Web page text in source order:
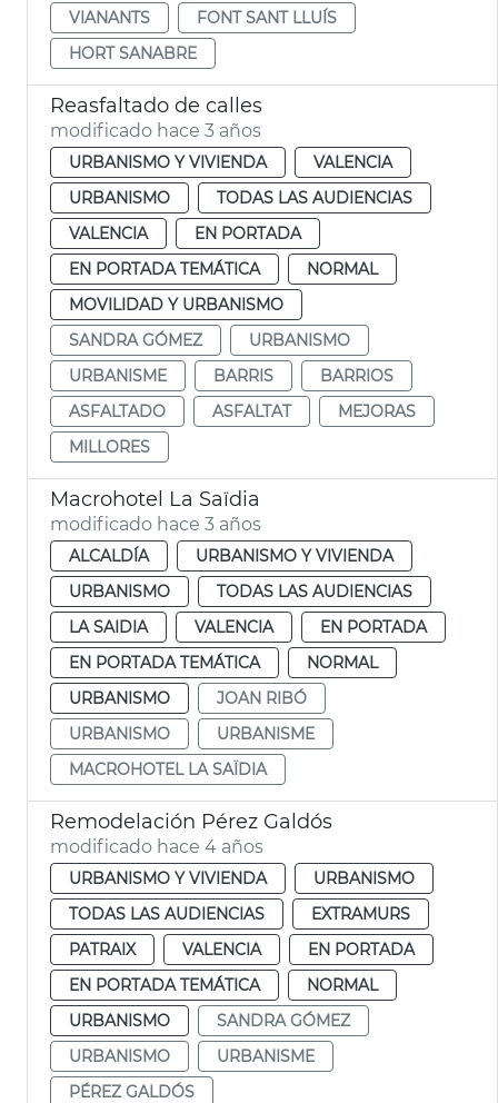
VIANANTS
FONT SANT LLUÍS
HORT SANABRE
Reasfaltado de calles
modificado hace 3 años
URBANISMO Y VIVIENDA
VALENCIA
URBANISMO
TODAS LAS AUDIENCIAS
VALENCIA
EN PORTADA
EN PORTADA TEMÁTICA
NORMAL
MOVILIDAD Y URBANISMO
SANDRA GÓMEZ
URBANISMO
URBANISME
BARRIS
BARRIOS
ASFALTADO
ASFALTAT
MEJORAS
MILLORES
Macrohotel La Saïdia
modificado hace 3 años
ALCALDÍA
URBANISMO Y VIVIENDA
URBANISMO
TODAS LAS AUDIENCIAS
LA SAIDIA
VALENCIA
EN PORTADA
EN PORTADA TEMÁTICA
NORMAL
URBANISMO
JOAN RIBÓ
URBANISMO
URBANISME
MACROHOTEL LA SAÏDIA
Remodelación Pérez Galdós
modificado hace 4 años
URBANISMO Y VIVIENDA
URBANISMO
TODAS LAS AUDIENCIAS
EXTRAMURS
PATRAIX
VALENCIA
EN PORTADA
EN PORTADA TEMÁTICA
NORMAL
URBANISMO
SANDRA GÓMEZ
URBANISMO
URBANISME
PÉREZ GALDÓS